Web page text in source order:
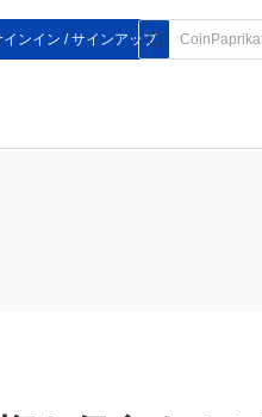
インイン / サインアップ